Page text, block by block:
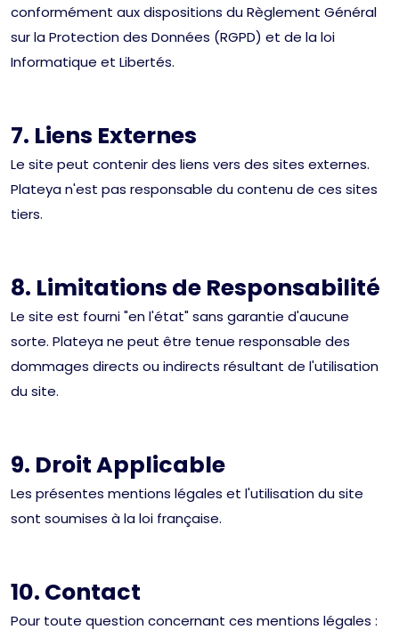
conformément aux dispositions du Règlement Général
sur la Protection des Données (RGPD) et de la loi
Informatique et Libertés.
7. Liens Externes
Le site peut contenir des liens vers des sites externes.
Plateya n'est pas responsable du contenu de ces sites
tiers.
8. Limitations de Responsabilité
Le site est fourni "en l'état" sans garantie d'aucune
sorte. Plateya ne peut être tenue responsable des
dommages directs ou indirects résultant de l'utilisation
du site.
9. Droit Applicable
Les présentes mentions légales et l'utilisation du site
sont soumises à la loi française.
10. Contact
Pour toute question concernant ces mentions légales :